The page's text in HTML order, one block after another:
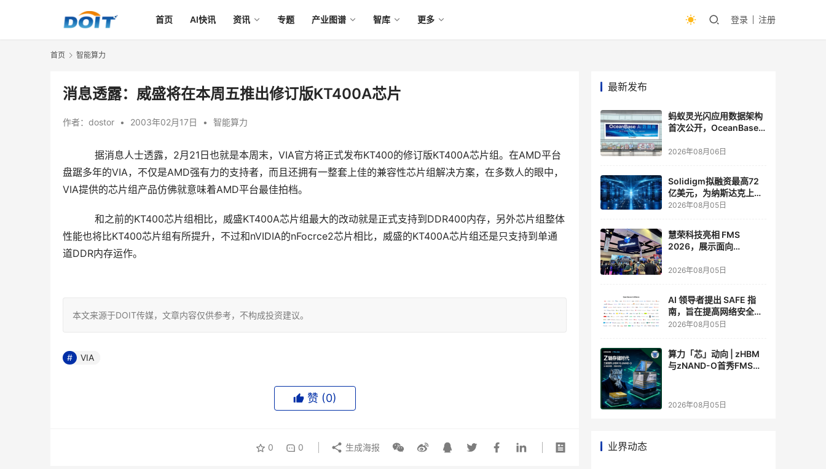
首页 AI快讯 资讯 专题 产业图谱 智库 更多 登录 注册
首页 智能算力
消息透露：威盛将在本周五推出修订版KT400A芯片
作者： dostor • 2003年02月17日 • 智能算力
据消息人士透露，2月21日也就是本周末，VIA官方将正式发布KT400的修订版KT400A芯片组。在AMD平台
盘踞多年的VIA，不仅是AMD强有力的支持者，而且还拥有一整套上佳的兼容性芯片组解决方案，在多数人的眼中，
VIA提供的芯片组产品仿佛就意味着AMD平台最佳拍档。
和之前的KT400芯片组相比，威盛KT400A芯片组最大的改动就是正式支持到DDR400内存，另外芯片组整体
性能也将比KT400芯片组有所提升，不过和nVIDIA的nFocrce2芯片相比，威盛的KT400A芯片组还是只支持到单通
道DDR内存运作。
本文来源于DOIT传媒，文章内容仅供参考，不构成投资建议。
VIA
赞 (0)
0 0 生成海报
最新发布
蚂蚁灵光闪应用数据架构
首次公开，OceanBase
2026年08月06日
Solidigm拟融资最高72
亿美元，为纳斯达克上市
做准备
2026年08月05日
慧荣科技亮相 FMS
2026，展示面向
存储方案
2026年08月05日
AI 领导者提出 SAFE 指
南，旨在提高网络安全透
明度
2026年08月05日
算力「芯」动向 | zHBM
与zNAND-O首秀FMS
个维度，z轴算盘的魅力
2026年08月05日
业界动态